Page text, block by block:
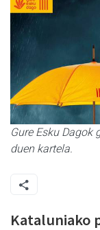
Gure Esku Dagok
duen kartela.
Kataluniako